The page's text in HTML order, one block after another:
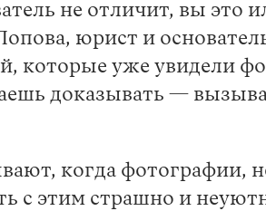
не отличит, вы это
юрист и
уже увидели
доказывать —
когда фотографии,
с этим страшно и